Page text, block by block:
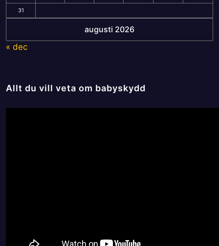
augusti 2026
31
« dec
Allt du vill veta om babyskydd